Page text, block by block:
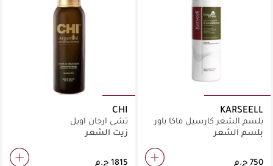
KARSEELL
بلسم الشعر كارسيل ماكا باور
للشعر الجاف والتالف 500 مل
بلسم الشعر
CHI
تشي ارجان اويل
زيت الشعر